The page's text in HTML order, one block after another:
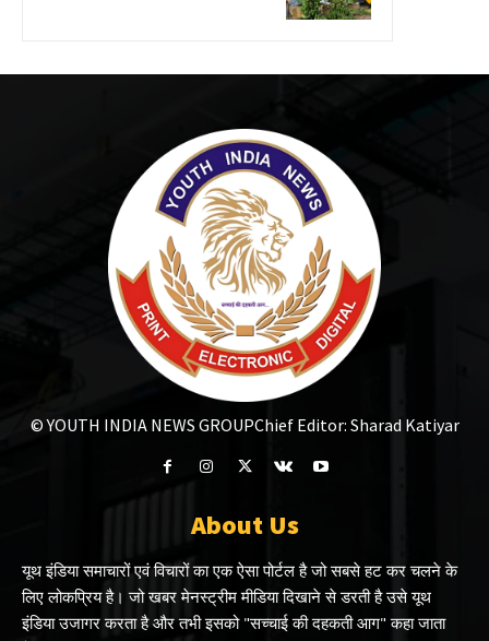
© YOUTH INDIA NEWS GROUPChief Editor: Sharad Katiyar
About Us
यूथ इंडिया समाचारों एवं विचारों का एक ऐसा पोर्टल है जो सबसे हट कर चलने के
लिए लोकप्रिय है। जो खबर मेनस्ट्रीम मीडिया दिखाने से डरती है उसे यूथ
इंडिया उजागर करता है और तभी इसको "सच्चाई की दहकती आग" कहा जाता